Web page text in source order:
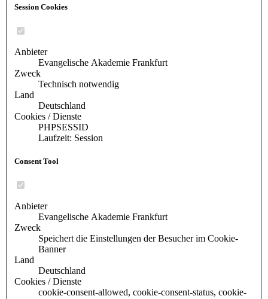
Session Cookies
Anbieter
Evangelische Akademie Frankfurt
Zweck
Technisch notwendig
Land
Deutschland
Cookies / Dienste
PHPSESSID
Laufzeit: Session
Consent Tool
Anbieter
Evangelische Akademie Frankfurt
Zweck
Speichert die Einstellungen der Besucher im Cookie-
Banner
Land
Deutschland
Cookies / Dienste
cookie-consent-allowed, cookie-consent-status, cookie-